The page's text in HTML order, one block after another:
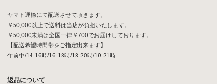
ヤマト運輸にて配送させて頂きます。
￥50,000以上で送料は当店が負担いたします。
￥50,000未満は全国一律￥700でお届けしております。
【配送希望時間帯をご指定出来ます】
午前中/14-16時/16-18時/18-20時/19-21時
返品について